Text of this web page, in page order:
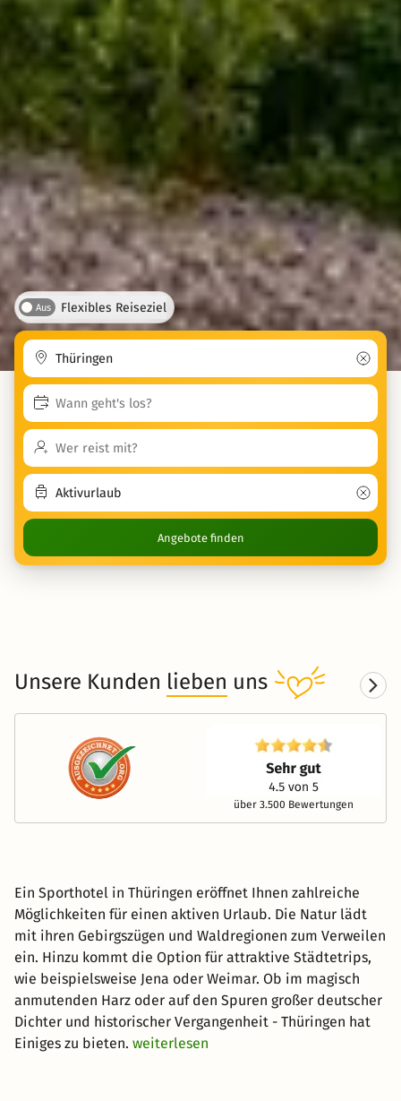
Aus Flexibles Reiseziel
Angebote finden
Unsere Kunden lieben uns
über 3.500 Bewertungen
Ein Sporthotel in Thüringen eröffnet Ihnen zahlreiche
Möglichkeiten für einen aktiven Urlaub. Die Natur lädt
mit ihren Gebirgszügen und Waldregionen zum Verweilen
ein. Hinzu kommt die Option für attraktive Städtetrips,
wie beispielsweise Jena oder Weimar. Ob im magisch
anmutenden Harz oder auf den Spuren großer deutscher
Dichter und historischer Vergangenheit - Thüringen hat
Einiges zu bieten. weiterlesen